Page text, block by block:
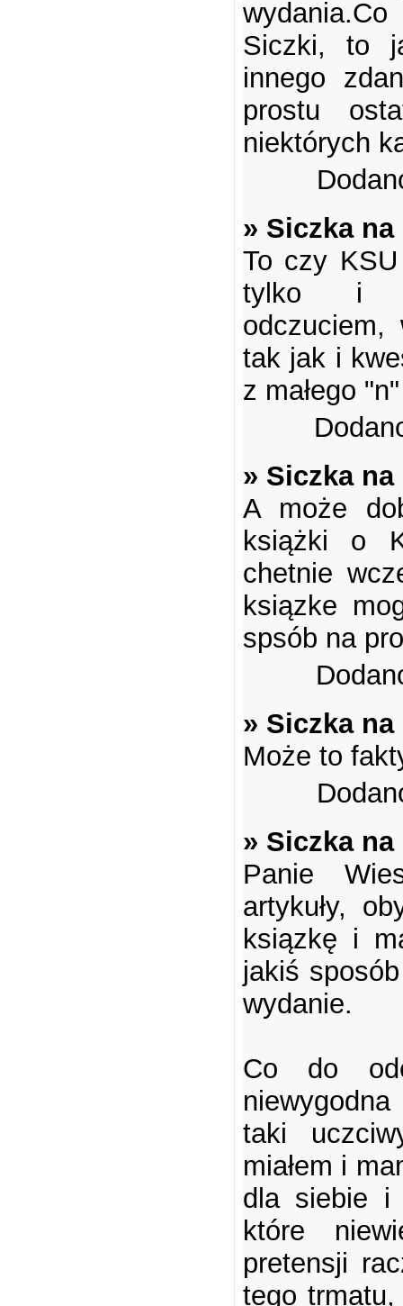
Siczki, to
innego
prostu
niektórych
» Siczka
To czy
tylko i
tak jak i
z małego
» Siczka
A może
książki o
chetnie
ksiązke
spsób na
» Siczka
Może to
» Siczka
Panie
artykuły,
ksiązkę i
jakiś
wydanie.
Co do
taki
miałem i
dla siebie i
które
pretensji
tego